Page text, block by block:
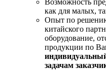
как для малых,
Опыт по
китайского
оборудование,
продукции по
задачам